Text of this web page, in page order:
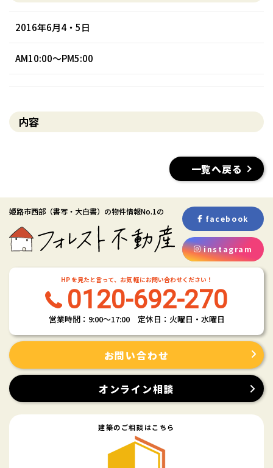
2016年6月4・5日
AM10:00〜PM5:00
内容
一覧へ戻る
姫路市西部 （書写・大白書） の物件情報No.1の
facebook
instagram
HP を見たと言って、お気 軽にお問い合わせください！
0120-692-270
営業時間：9:00〜17:00 定休日：火曜日・水曜日
お問い合わせ
オンライン相談
建築のご相談はこちら